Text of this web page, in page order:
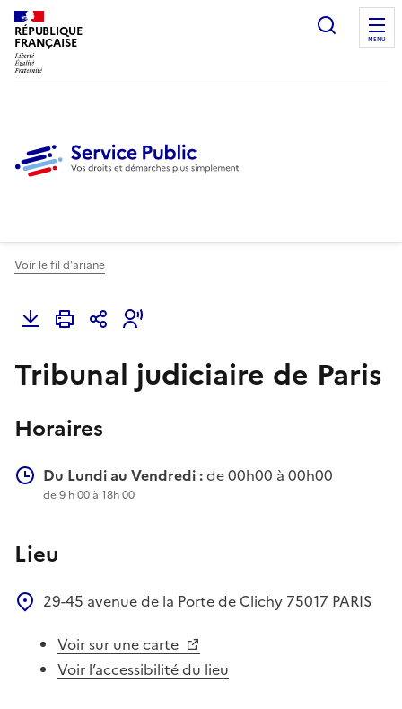
RÉPUBLIQUE
FRANÇAISE
Ouvrir
MENU
Voir le fil d'ariane
Tribunal judiciaire de Paris
Horaires
Du Lundi au Vendredi :de 00h00 à 00h00
de 9 h 00 à 18h 00
Lieu
29-45 avenue de la Porte de Clichy 75017 PARIS
Voir sur une carte
Voir l’accessibilité du lieu